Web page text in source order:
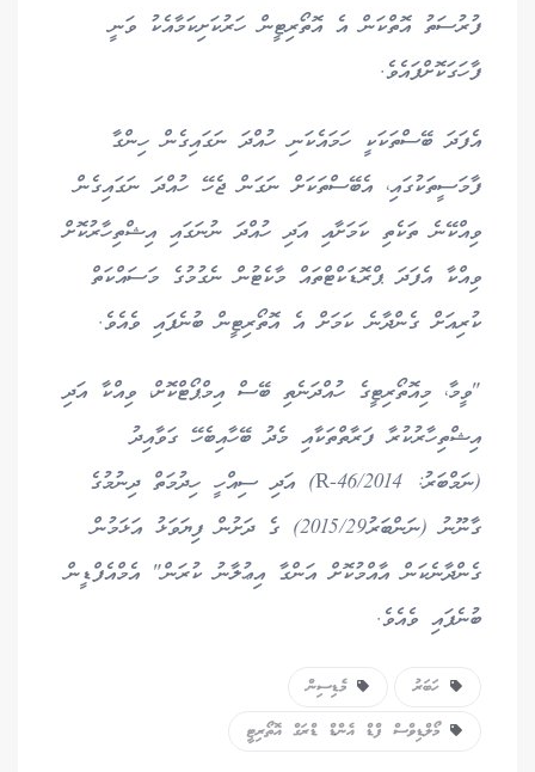
ފުރުސަތު އޮތްކަން އެ އޮތޯރިޓީން ހަރުކަށިކަމާއެކު ވަނީ
ފާހަގަކޮށްފައެވެ.
އެފަދަ ބޭސްތަކަކީ ހަމައެކަނި ހުއްދަ ނަގައިގެން ހިންގާ
ފާމަސީތަކުގައި، އެބޭސްތަކަށް ނަގަން ޖެހޭ ހުއްދަ ނަގައިގެން
ވިއްކޭނެ ތަކެތި ކަމަށާއި އަދި ހުއްދަ ނުނަގައި އިޝްތިހާރުކޮށް
ވިއްކާ އެފަދަ ޕްރޮޑަކްޓްތައް މާކެޓުން ނެގުމުގެ މަސައްކަތް
ކުރިއަށް ގެންދާނެ ކަމަށް އެ އޮތޯރިޓީން ބުނެފައި ވެއެވެ.
"ވީމާ، މިއޮތޯރިޓީގެ ހުއްދަނެތި ބޭސް އިމްޕޯޓްކޮށް، ވިއްކާ އަދި
އިޝްތިހާރުކުރާ ފަރާތްތަކާއި މެދު ބޭހާއިބެހޭ ގަވާއިދު
(ނަމްބަރު: 2014/R-46) އަދި ސިއްހީ ހިދުމަތް ދިނުމުގެ
ގާނޫނު (ނަންބަރު2015/29) ގެ ދަށުން ފިޔަވަޅު އަޅަމުން
ގެންދާނެކަން އާއްމުކޮށް އަންގާ އިޢުލާނު ކުރަން" އެމްއެފްޑީން
ބުނެފައި ވެއެވެ.
ހަބަރު
މެޑިސިން
މޯލްޑިވްސް ފްޑް އެންޑް ޑްރަގް އޮތޯރިޓީ